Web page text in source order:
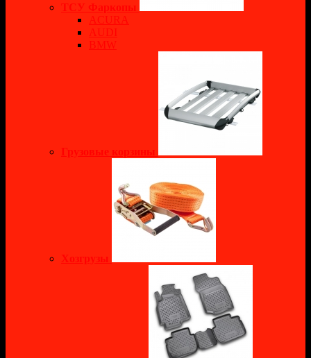
ТСУ Фаркопы
ACURA
AUDI
BMW
Грузовые корзины
Хозгрузы